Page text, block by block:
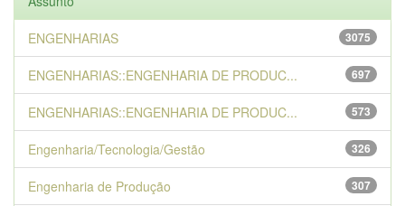
3075
ENGENHARIAS
697
ENGENHARIAS::ENGENHARIA DE PRODUC...
573
ENGENHARIAS::ENGENHARIA DE PRODUC...
326
Engenharia/Tecnologia/Gestão
307
Engenharia de Produção